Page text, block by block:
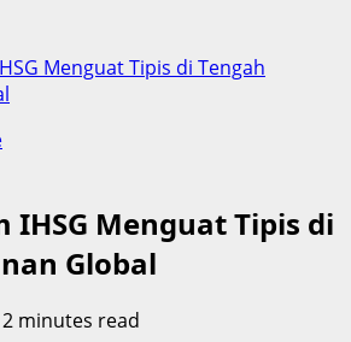
Menguat Tipis di Tengah
IHSG Menguat Tipis di
Global
2 minutes read